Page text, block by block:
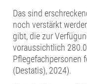
Das sind
noch verstärkt
gibt, die zur
voraussichtlich
Pflegefachpersonen
(Destatis), 2024).